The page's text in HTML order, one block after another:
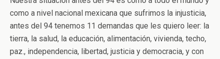
como a nivel nacional mexicana que sufrimos la injusticia,
antes del 94 tenemos 11 demandas que les quiero leer: la
tierra, la salud, la educación, alimentación, vivienda, techo,
paz., independencia, libertad, justicia y democracia, y con